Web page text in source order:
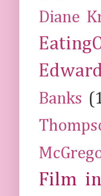
Diane
Banks
Film